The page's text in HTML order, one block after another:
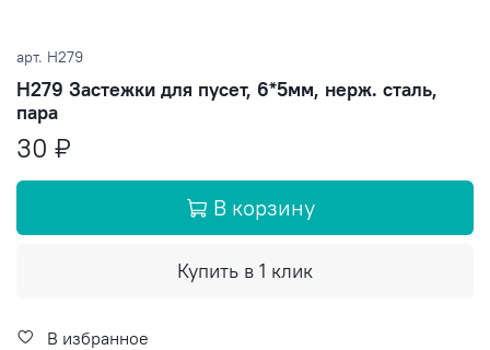
арт. H279
H279 Застежки для пусет, 6*5мм, нерж. сталь,
пара
30 ₽
В корзину
Купить в 1 клик
В избранное